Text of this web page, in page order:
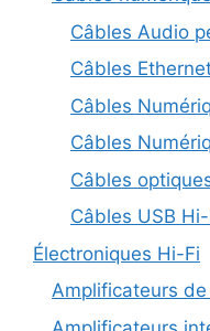
Câbles Audio
Câbles
Câbles
Câbles
Câbles
Câbles USB
Électroniques Hi-Fi
Amplificateurs